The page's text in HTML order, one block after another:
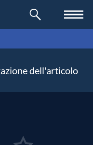
dell'articolo